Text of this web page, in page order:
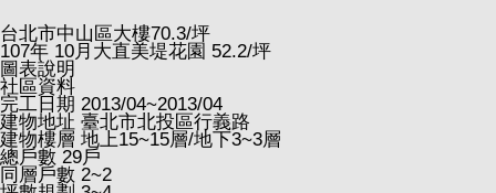
台北市中山區大樓70.3/坪
107年 10月大直美堤花園 52.2/坪
圖表說明
社區資料
完工日期 2013/04~2013/04
建物地址 臺北市北投區行義路
建物樓層 地上15~15層/地下3~3層
總戶數 29戶
同層戶數 2~2